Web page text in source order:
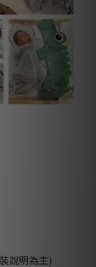
說明為主)